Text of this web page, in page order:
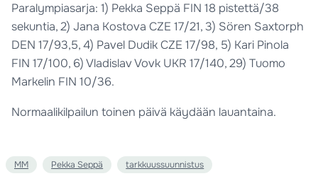
Paralympiasarja: 1) Pekka Seppä FIN 18 pistettä/38
sekuntia, 2) Jana Kostova CZE 17/21, 3) Sören Saxtorph
DEN 17/93,5, 4) Pavel Dudik CZE 17/98, 5) Kari Pinola
FIN 17/100, 6) Vladislav Vovk UKR 17/140, 29) Tuomo
Markelin FIN 10/36.
Normaalikilpailun toinen päivä käydään lauantaina.
MM Pekka Seppä tarkkuussuunnistus